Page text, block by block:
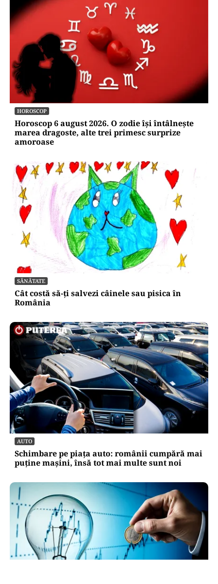
HOROSCOP
Horoscop 6 august 2026. O zodie își întâlnește
marea dragoste, alte trei primesc surprize
amoroase
SĂNĂTATE
Cât costă să-ți salvezi câinele sau pisica în
România
AUTO
Schimbare pe piața auto: românii cumpără mai
puține mașini, însă tot mai multe sunt noi